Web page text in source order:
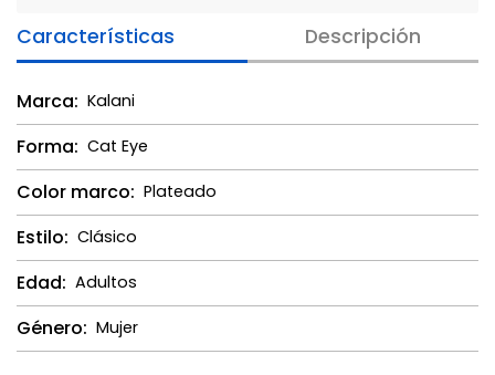
Características Descripción
Marca: Kalani
Forma: Cat Eye
Color marco: Plateado
Estilo: Clásico
Edad: Adultos
Género: Mujer